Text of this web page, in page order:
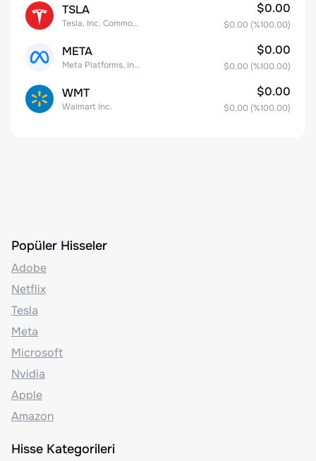
TSLA
Tesla, Inc. Common Stock
$0.00
$0.00 (%100.00)
META
Meta Platforms, Inc. Class A Common Stock
$0.00
$0.00 (%100.00)
WMT
Walmart Inc.
$0.00
$0.00 (%100.00)
Popüler Hisseler
Adobe
Netflix
Tesla
Meta
Microsoft
Nvidia
Apple
Amazon
Hisse Kategorileri